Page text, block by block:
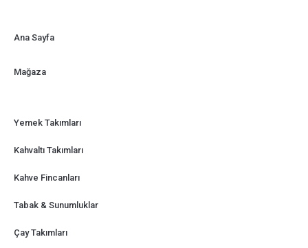
Ana Sayfa
Mağaza
Yemek Takımları
Kahvaltı Takımları
Kahve Fincanları
Tabak & Sunumluklar
Çay Takımları